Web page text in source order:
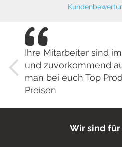
Ihre Mitarbeiter sind
und zuvorkommend
man bei euch Top
Preisen
Wir sind für